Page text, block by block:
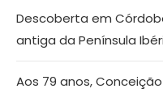
Descoberta em
antiga da Península
Aos 79 anos,